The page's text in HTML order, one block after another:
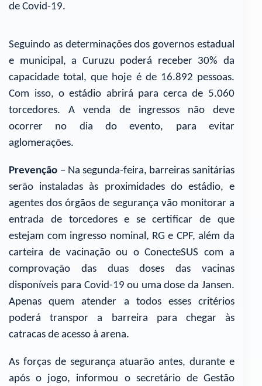
de Covid-19.
Seguindo as determinações dos governos estadual
e municipal, a Curuzu poderá receber 30% da
capacidade total, que hoje é de 16.892 pessoas.
Com isso, o estádio abrirá para cerca de 5.060
torcedores. A venda de ingressos não deve
ocorrer no dia do evento, para evitar
aglomerações.
Prevenção – Na segunda-feira, barreiras sanitárias
serão instaladas às proximidades do estádio, e
agentes dos órgãos de segurança vão monitorar a
entrada de torcedores e se certificar de que
estejam com ingresso nominal, RG e CPF, além da
carteira de vacinação ou o ConecteSUS com a
comprovação das duas doses das vacinas
disponíveis para Covid-19 ou uma dose da Jansen.
Apenas quem atender a todos esses critérios
poderá transpor a barreira para chegar às
catracas de acesso à arena.
As forças de segurança atuarão antes, durante e
após o jogo, informou o secretário de Gestão